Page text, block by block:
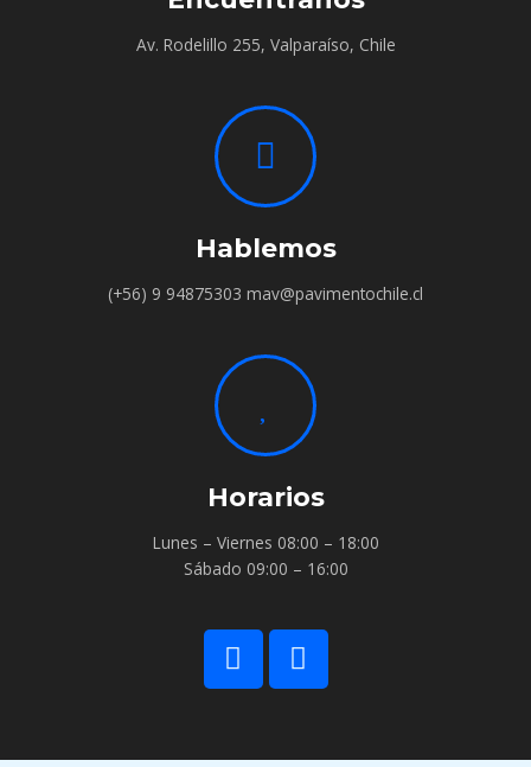
Av. Rodelillo 255, Valparaíso, Chile
Hablemos
(+56) 9 94875303 mav@pavimentochile.cl
Horarios
Lunes – Viernes 08:00 – 18:00
Sábado 09:00 – 16:00
W
h
a
I
n
s